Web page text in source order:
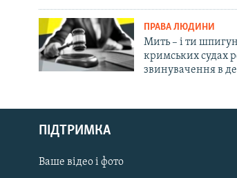
Русский
Qırımtatar
ДОЛУЧАЙСЯ!
ПРАВА ЛЮДИНИ
Мить – і ти
кримських судах
звинувачення в
ПІДТРИМКА
Ваше відео і фото